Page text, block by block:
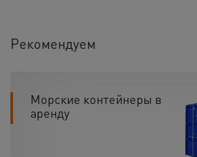
Рекомендуем
Морские контейнеры в
аренду